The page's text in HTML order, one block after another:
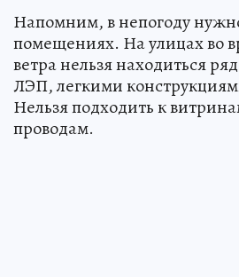
Напомним, в непогоду
помещениях. На улицах во
ветра нельзя находиться
ЛЭП, легкими
Нельзя подходить к
проводам.